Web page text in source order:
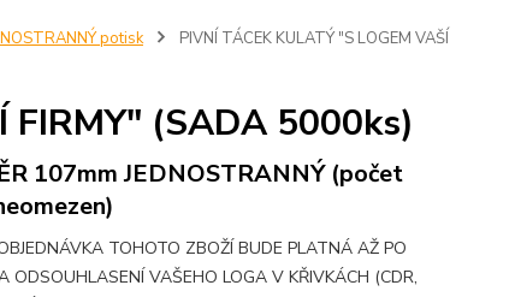
potisk
PIVNÍ TÁCEK KULATÝ "S LOGEM VAŠÍ
FIRMY" (SADA 5000ks)
107mm JEDNOSTRANNÝ (počet
TOHOTO ZBOŽÍ BUDE PLATNÁ AŽ PO
ODSOUHLASENÍ VAŠEHO LOGA V KŘIVKÁCH (CDR,